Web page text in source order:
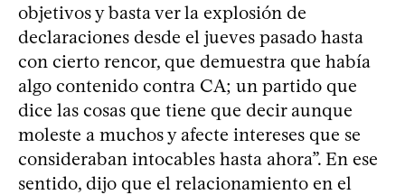
objetivos y basta ver la explosión de
declaraciones desde el jueves pasado hasta
con cierto rencor, que demuestra que había
algo contenido contra CA; un partido que
dice las cosas que tiene que decir aunque
moleste a muchos y afecte intereses que se
consideraban intocables hasta ahora”. En ese
sentido, dijo que el relacionamiento en el